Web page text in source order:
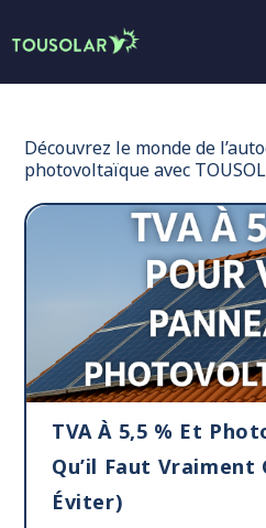
Aller au
contenu
Découvrez le monde de
photovoltaïque avec
TVA À 5,5 % Et
Qu’il Faut
Éviter)